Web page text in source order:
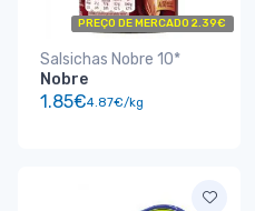
PREÇO DE MERCADO 2.39€
Salsichas Nobre 10*
Nobre
1.85€4.87€/kg